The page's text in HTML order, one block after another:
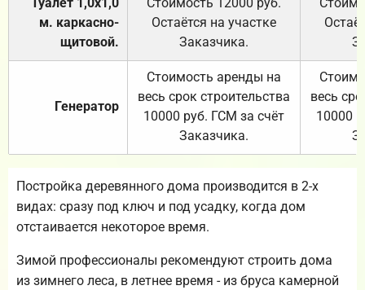
м. каркасно-
щитовой.
Остаётся на участке
Заказчика.
Генератор
Стоимость аренды на
весь срок строительства
10000 руб. ГСМ за счёт
Заказчика.
весь
10000
Постройка деревянного дома производится в 2-х
видах: сразу под ключ и под усадку, когда дом
отстаивается некоторое время.
Зимой профессионалы рекомендуют строить дома
из зимнего леса, в летнее время - из бруса камерной